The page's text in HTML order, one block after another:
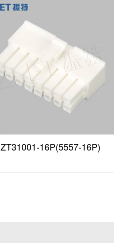
ZT31001-16P(5557-16P)